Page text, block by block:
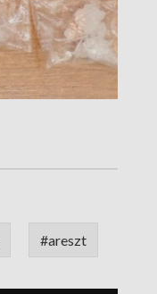
#areszt